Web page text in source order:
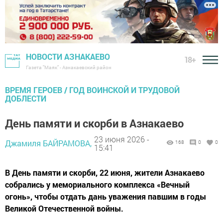
НОВОСТИ АЗНАКАЕВО
Газета "Маяк" - Азнакаевский район
18+
ВРЕМЯ ГЕРОЕВ / ГОД ВОИНСКОЙ И ТРУДОВОЙ
ДОБЛЕСТИ
День памяти и скорби в Азнакаево
Джамиля БАЙРАМОВА, 23 июня 2026 -
15:41
168 0 0
В День памяти и скорби, 22 июня, жители Азнакаево
собрались у мемориального комплекса «Вечный
огонь», чтобы отдать дань уважения павшим в годы
Великой Отечественной войны.